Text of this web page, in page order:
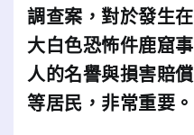
調查案，對於發生
大白色恐怖件鹿窟
人的名譽與損害賠
等居民，非常重要。